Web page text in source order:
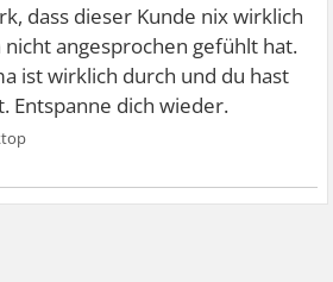
dass dieser Kunde nix wirklich
angesprochen gefühlt hat.
ist wirklich durch und du hast
Entspanne dich wieder.